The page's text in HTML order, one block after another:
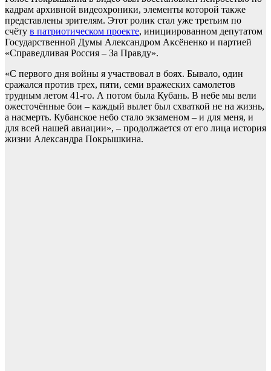
кадрам архивной видеохроники, элементы которой также
представлены зрителям. Этот ролик стал уже третьим по
счёту в патриотическом проекте, инициированном депутатом
Государственной Думы Александром Аксёненко и партией
«Справедливая Россия – За Правду».
«С первого дня войны я участвовал в боях. Бывало, один
сражался против трех, пяти, семи вражеских самолетов
трудным летом 41-го. А потом была Кубань. В небе мы вели
ожесточённые бои – каждый вылет был схваткой не на жизнь,
а насмерть. Кубанское небо стало экзаменом – и для меня, и
для всей нашей авиации», – продолжается от его лица история
жизни Александра Покрышкина.